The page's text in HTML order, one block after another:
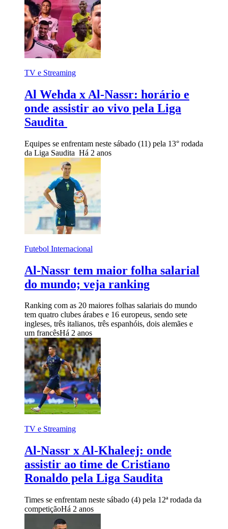
TV e Streaming
Al Wehda x Al-Nassr: horário e
onde assistir ao vivo pela Liga
Saudita
Equipes se enfrentam neste sábado (11) pela 13° rodada
da Liga Saudita Há 2 anos
Futebol Internacional
Al-Nassr tem maior folha salarial
do mundo; veja ranking
Ranking com as 20 maiores folhas salariais do mundo
tem quatro clubes árabes e 16 europeus, sendo sete
ingleses, três italianos, três espanhóis, dois alemães e
um francêsHá 2 anos
TV e Streaming
Al-Nassr x Al-Khaleej: onde
assistir ao time de Cristiano
Ronaldo pela Liga Saudita
Times se enfrentam neste sábado (4) pela 12ª rodada da
competiçãoHá 2 anos